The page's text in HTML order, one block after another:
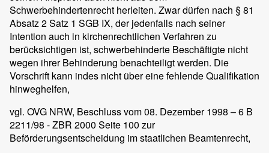
Schwerbehindertenrecht herleiten. Zwar dürfen nach § 81
Absatz 2 Satz 1 SGB IX, der jedenfalls nach seiner
Intention auch in kirchenrechtlichen Verfahren zu
berücksichtigen ist, schwerbehinderte Beschäftigte nicht
wegen ihrer Behinderung benachteiligt werden. Die
Vorschrift kann indes nicht über eine fehlende Qualifikation
hinweghelfen,
vgl. OVG NRW, Beschluss vom 08. Dezember 1998 – 6 B
2211/98 - ZBR 2000 Seite 100 zur
Beförderungsentscheidung im staatlichen Beamtenrecht,